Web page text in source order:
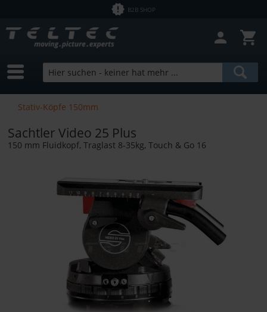
B2B SHOP
Stativ-Köpfe 150mm
Sachtler Video 25 Plus
150 mm Fluidkopf, Traglast 8-35kg, Touch & Go 16
Sofort lieferbar
Hersteller
von4,16 € bis 41858,00 €